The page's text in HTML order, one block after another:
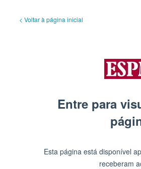
< Voltar à página inicial
Entre para
Esta página está disponível
receberam